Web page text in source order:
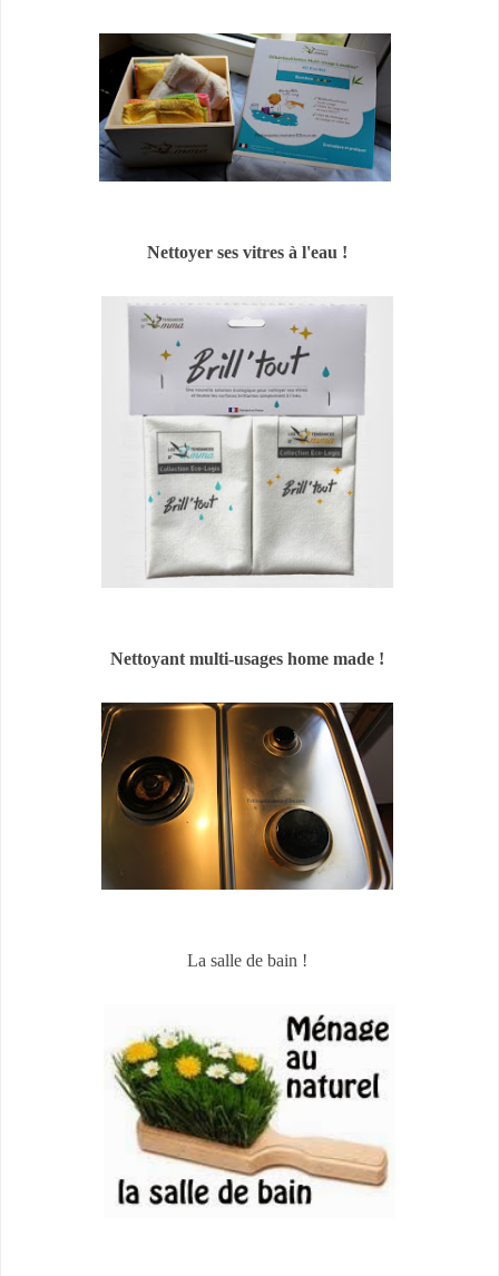
Nettoyer ses vitres à l'eau !
Nettoyant multi-usages home made !
La salle de bain !